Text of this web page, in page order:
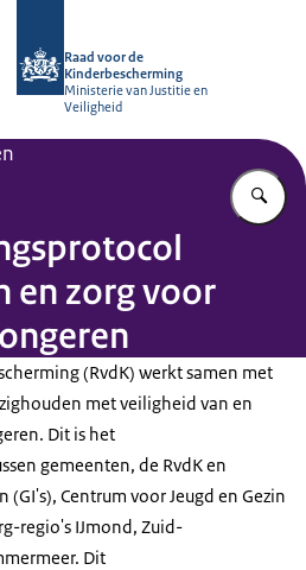
Raad voor de
Kinderbescherming
Ministerie van Justitie en
Veiligheid
en zorg voor
(RvdK) werkt samen met
met veiligheid van en
Dit is het
gemeenten, de RvdK en
Centrum voor Jeugd en Gezin
regio's IJmond, Zuid-
Dit